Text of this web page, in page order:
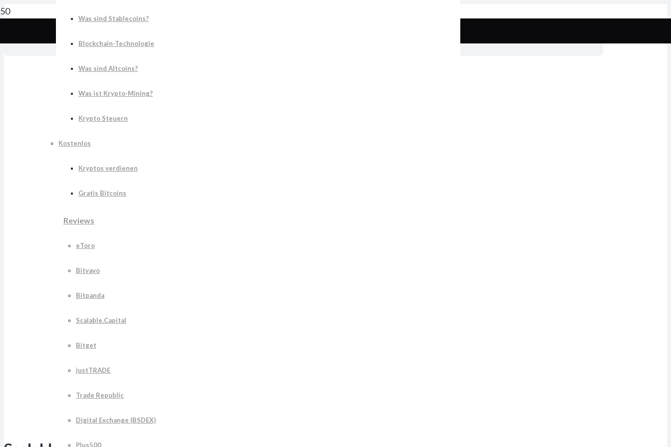
Was sind Stablecoins?
Blockchain-Technologie
Was sind Altcoins?
Was ist Krypto-Mining?
Krypto Steuern
Kostenlos
Kryptos verdienen
Gratis Bitcoins
Reviews
eToro
Bitvavo
Bitpanda
Scalable.Capital
Bitget
justTRADE
Trade Republic
Digital Exchange (BSDEX)
Plus500